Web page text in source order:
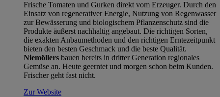
Frische Tomaten und Gurken direkt vom Erzeuger. Durch den
Einsatz von regenerativer Energie, Nutzung von Regenwasser
zur Bewässerung und biologischem Pflanzenschutz sind die
Produkte äußerst nachhaltig angebaut. Die richtigen Sorten,
die exakten Anbaumethoden und den richtigen Erntezeitpunkt
bieten den besten Geschmack und die beste Qualität.
Niemöllers bauen bereits in dritter Generation regionales
Gemüse an. Heute geerntet und morgen schon beim Kunden.
Frischer geht fast nicht.
Zur Website